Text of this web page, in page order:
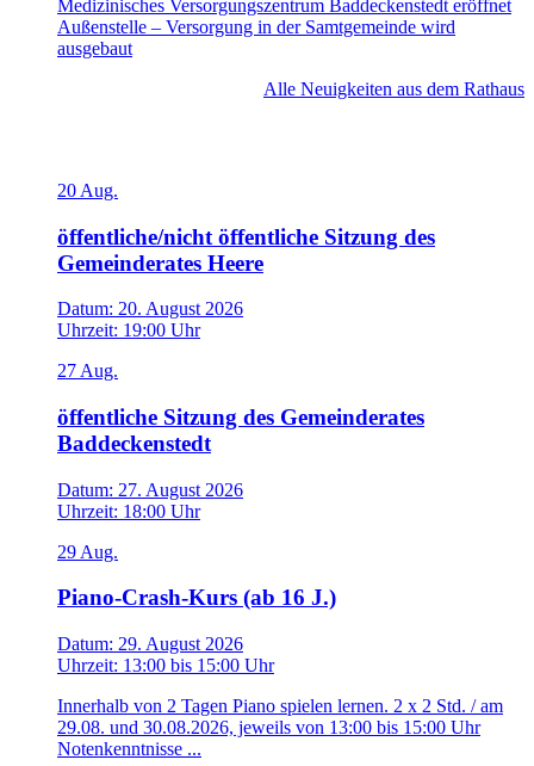
Medizinisches Versorgungszentrum Baddeckenstedt eröffnet
Außenstelle – Versorgung in der Samtgemeinde wird
ausgebaut
Alle Neuigkeiten aus dem Rathaus
20 Aug.
öffentliche/nicht öffentliche Sitzung des
Gemeinderates Heere
Datum: 20. August 2026
Uhrzeit: 19:00 Uhr
27 Aug.
öffentliche Sitzung des Gemeinderates
Baddeckenstedt
Datum: 27. August 2026
Uhrzeit: 18:00 Uhr
29 Aug.
Piano-Crash-Kurs (ab 16 J.)
Datum: 29. August 2026
Uhrzeit: 13:00 bis 15:00 Uhr
Innerhalb von 2 Tagen Piano spielen lernen. 2 x 2 Std. / am
29.08. und 30.08.2026, jeweils von 13:00 bis 15:00 Uhr
Notenkenntnisse ...